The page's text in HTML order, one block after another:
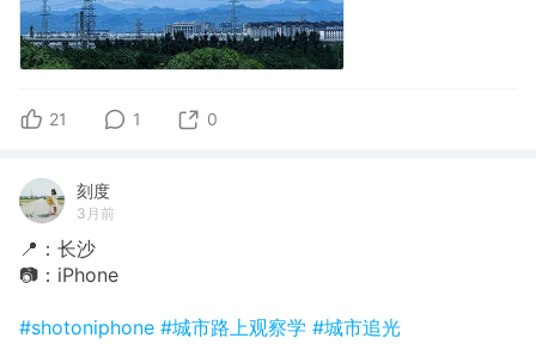
21 1 0
刻度
3月前
📍：长沙
📷：iPhone
#shotoniphone #城市路上观察学 #城市追光